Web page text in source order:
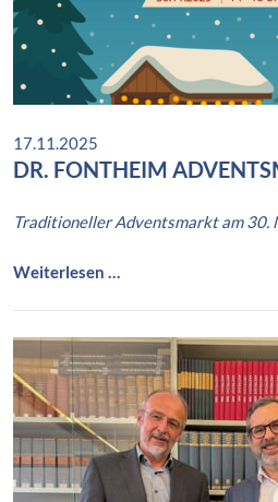
g
ß
17.11.2025
DR. FONTHEIM
Traditioneller Adventsmarkt am 30.
Weiterlesen …
F
O
N
T
H
E